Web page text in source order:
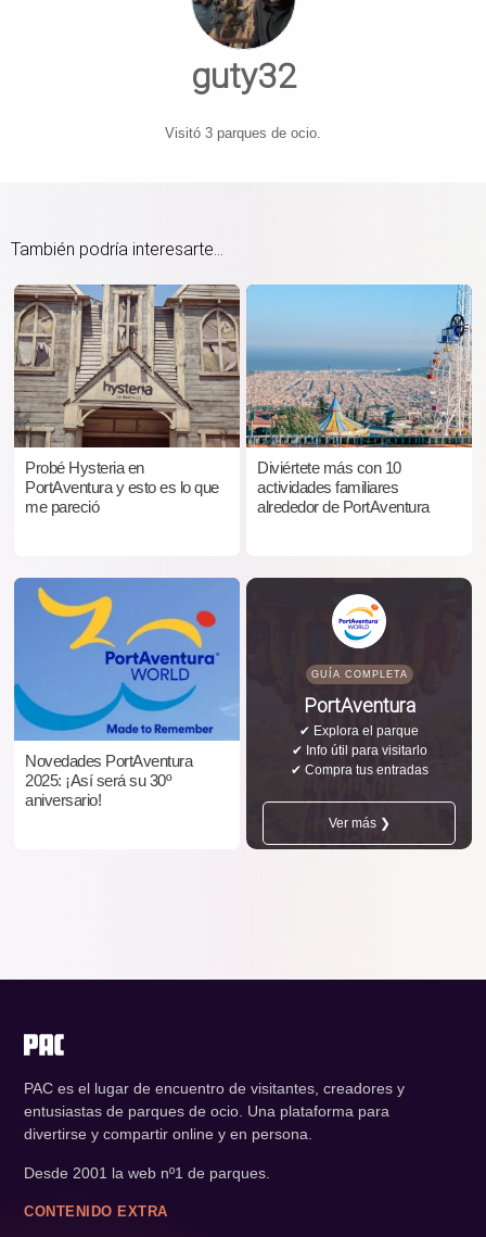
guty32
Visitó 3 parques de ocio.
También podría interesarte...
Probé Hysteria en
PortAventura y esto es lo que
me pareció
Diviértete más con 10
actividades familiares
alrededor de PortAventura
Novedades PortAventura
2025: ¡Así será su 30º
aniversario!
GUÍA COMPLETA
PortAventura
✔ Explora el parque
✔ Info útil para visitarlo
✔ Compra tus entradas
Ver más ❯
PAC es el lugar de encuentro de visitantes, creadores y
entusiastas de parques de ocio. Una plataforma para
divertirse y compartir online y en persona.
Desde 2001 la web nº1 de parques.
CONTENIDO EXTRA